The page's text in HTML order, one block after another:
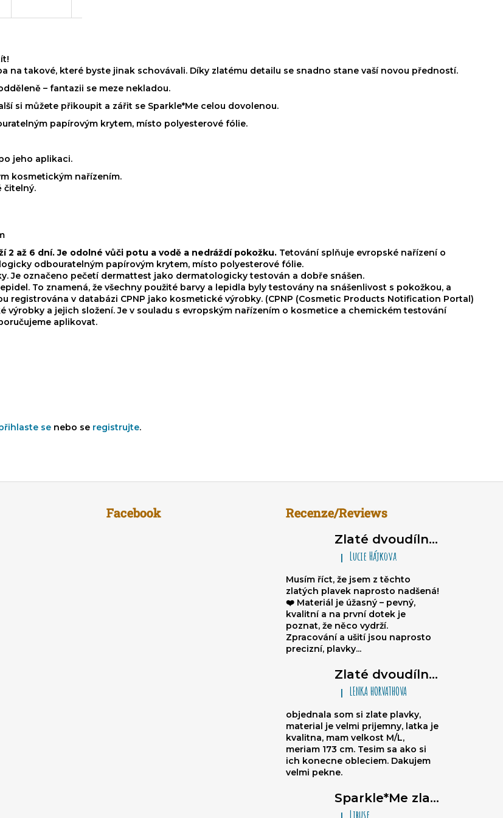
na takové, které byste jinak schovávali. Díky zlatému detailu se snadno stane vaší novou předností.
– fantazii se meze nekladou.
si můžete přikoupit a zářit se Sparkle*Me celou dovolenou.
papírovým krytem, místo polyesterové fólie.
jeho aplikaci.
kosmetickým nařízením.
čitelný.
2 až 6 dní. Je odolné vůči potu a vodě a nedráždí pokožku. Tetování splňuje evropské nařízení o
odbouratelným papírovým krytem, místo polyesterové fólie.
Je označeno pečetí dermattest jako dermatologicky testován a dobře snášen.
To znamená, že všechny použité barvy a lepidla byly testovány na snášenlivost s pokožkou, a
v databázi CPNP jako kosmetické výrobky. (CPNP (Cosmetic Products Notification Portal)
a jejich složení. Je v souladu s evropským nařízením o kosmetice a chemickém testování
aplikovat.
se nebo se registrujte.
Facebook Recenze/Reviews
Zlaté dvoudílné dámské plavky brazilky - trojúhelníkové bikiny na zavazování, nařasené brazilky
Hodnocení produktu je 5 z 5
| Lucie Hájkova
Musím říct, že jsem z těchto
zlatých plavek naprosto nadšená!
❤️ Materiál je úžasný – pevný,
kvalitní a na první dotek je
poznat, že něco vydrží.
Zpracování a ušití jsou naprosto
precizní, plavky...
Zlaté dvoudílné dámské plavky brazilky - trojúhelníkové bikiny na zavazování, nařasené brazilky
Hodnocení produktu je 5 z 5
| LENKA HORVATHOVA
objednala som si zlate plavky,
material je velmi prijemny, latka je
kvalitna, mam velkost M/L,
meriam 173 cm. Tesim sa ako si
ich konecne obleciem. Dakujem
velmi pekne.
Sparkle*Me zlato černé plavky vysoký pas - kalhotky brazilky s prošitím vzadu s možností ohybu na bokovky se zlatým lemem
Libuse